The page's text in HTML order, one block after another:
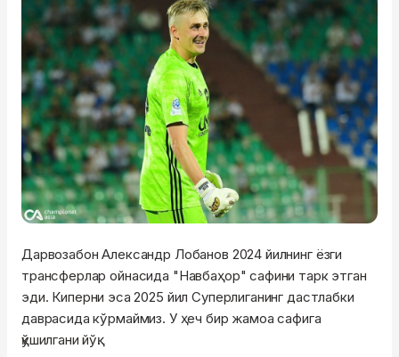
Дарвозабон Александр Лобанов 2024 йилнинг ёзги
трансферлар ойнасида "Навбаҳор" сафини тарк этган
эди. Киперни эса 2025 йил Суперлиганинг дастлабки
даврасида кўрмаймиз. У ҳеч бир жамоа сафига
қўшилгани йўқ.